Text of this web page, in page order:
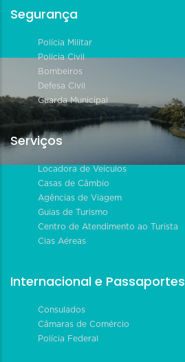
Segurança
Polícia Militar
Polícia Civil
Bombeiros
Defesa Civil
Guarda Municipal
Serviços
Locadora de Veículos
Casas de Câmbio
Agências de Viagem
Guias de Turismo
Centro de Atendimento ao Turista
Cias Aéreas
Internacional e Passaportes
Consulados
Câmaras de Comércio
Polícia Federal